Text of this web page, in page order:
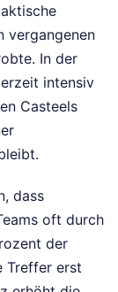
vergangenen
In der
intensiv
Casteels
dass
oft durch
der
Treffer erst